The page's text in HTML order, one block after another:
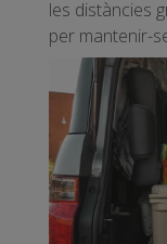
les distàncies
per mantenir-